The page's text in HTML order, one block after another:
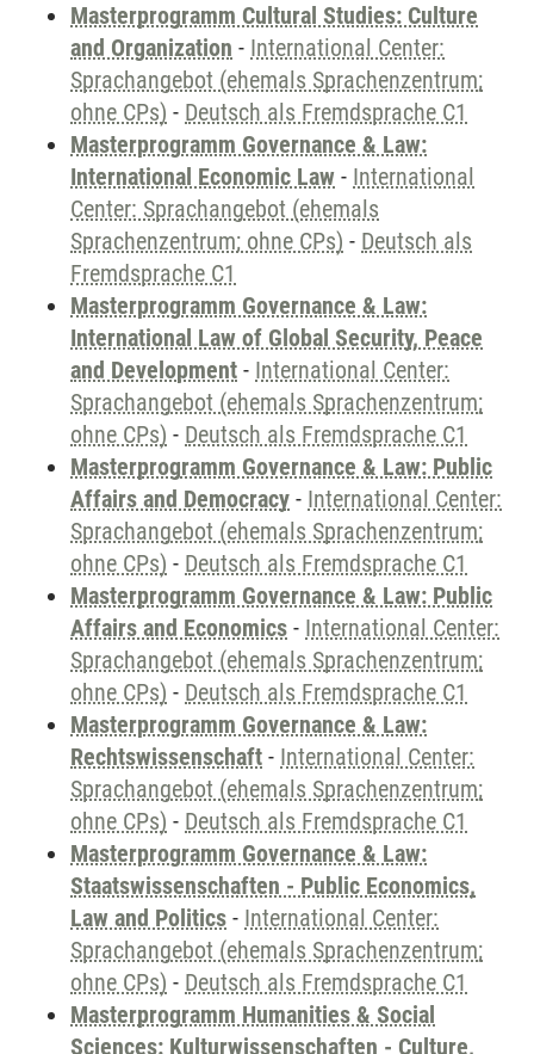
Masterprogramm Cultural Studies: Culture
and Organization - International Center:
Sprachangebot (ehemals Sprachenzentrum;
ohne CPs) - Deutsch als Fremdsprache C1
Masterprogramm Governance & Law:
International Economic Law - International
Center: Sprachangebot (ehemals
Sprachenzentrum; ohne CPs) - Deutsch als
Fremdsprache C1
Masterprogramm Governance & Law:
International Law of Global Security, Peace
and Development - International Center:
Sprachangebot (ehemals Sprachenzentrum;
ohne CPs) - Deutsch als Fremdsprache C1
Masterprogramm Governance & Law: Public
Affairs and Democracy - International Center:
Sprachangebot (ehemals Sprachenzentrum;
ohne CPs) - Deutsch als Fremdsprache C1
Masterprogramm Governance & Law: Public
Affairs and Economics - International Center:
Sprachangebot (ehemals Sprachenzentrum;
ohne CPs) - Deutsch als Fremdsprache C1
Masterprogramm Governance & Law:
Rechtswissenschaft - International Center:
Sprachangebot (ehemals Sprachenzentrum;
ohne CPs) - Deutsch als Fremdsprache C1
Masterprogramm Governance & Law:
Staatswissenschaften - Public Economics,
Law and Politics - International Center:
Sprachangebot (ehemals Sprachenzentrum;
ohne CPs) - Deutsch als Fremdsprache C1
Masterprogramm Humanities & Social
Sciences: Kulturwissenschaften - Culture,